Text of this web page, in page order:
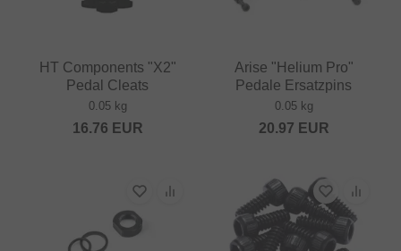
HT Components "X2"
Pedal Cleats
0.05 kg
16.76 EUR
Arise "Helium Pro"
Pedale Ersatzpins
0.05 kg
20.97 EUR